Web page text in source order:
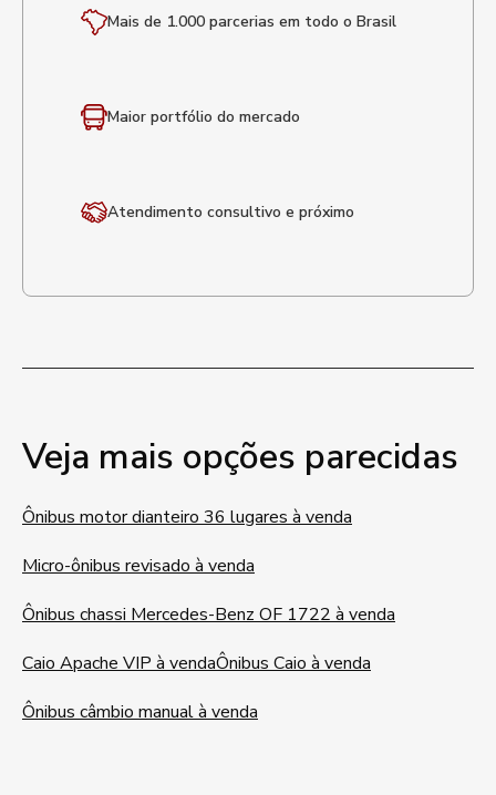
Mais de 1.000 parcerias em todo o Brasil
Maior portfólio do mercado
Atendimento consultivo e próximo
Veja mais opções parecidas
Ônibus motor dianteiro 36 lugares à venda
Micro-ônibus revisado à venda
Ônibus chassi Mercedes-Benz OF 1722 à venda
Caio Apache VIP à vendaÔnibus Caio à venda
Ônibus câmbio manual à venda